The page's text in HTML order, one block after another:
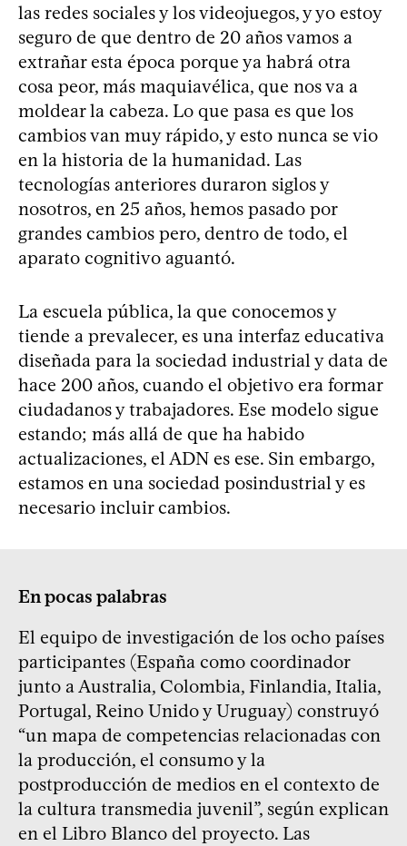
las redes sociales y los videojuegos, y yo estoy
seguro de que dentro de 20 años vamos a
extrañar esta época porque ya habrá otra
cosa peor, más maquiavélica, que nos va a
moldear la cabeza. Lo que pasa es que los
cambios van muy rápido, y esto nunca se vio
en la historia de la humanidad. Las
tecnologías anteriores duraron siglos y
nosotros, en 25 años, hemos pasado por
grandes cambios pero, dentro de todo, el
aparato cognitivo aguantó.
La escuela pública, la que conocemos y
tiende a prevalecer, es una interfaz educativa
diseñada para la sociedad industrial y data de
hace 200 años, cuando el objetivo era formar
ciudadanos y trabajadores. Ese modelo sigue
estando; más allá de que ha habido
actualizaciones, el ADN es ese. Sin embargo,
estamos en una sociedad posindustrial y es
necesario incluir cambios.
En pocas palabras
El equipo de investigación de los ocho países
participantes (España como coordinador
junto a Australia, Colombia, Finlandia, Italia,
Portugal, Reino Unido y Uruguay) construyó
“un mapa de competencias relacionadas con
la producción, el consumo y la
postproducción de medios en el contexto de
la cultura transmedia juvenil”, según explican
en el Libro Blanco del proyecto. Las